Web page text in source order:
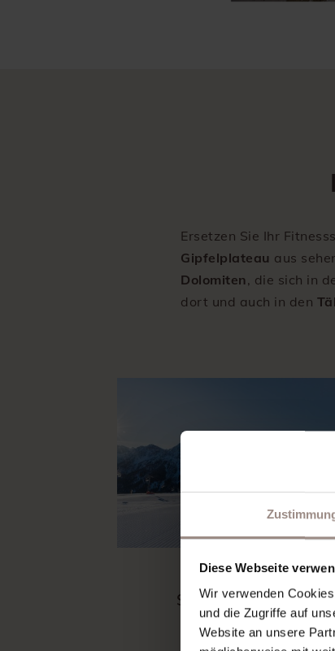
Diese Webseite
Wir verwenden
und die Zugriffe auf
Website an unsere
Ersetzen Sie Ihr
Gipfelplateau aus
Dolomiten, die sich in
dort und auch in den
Ski & Snowboard